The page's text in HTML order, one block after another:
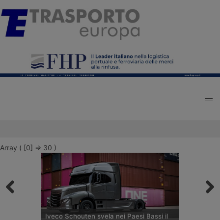
Array ( [0] => 30 )
Iveco Schouten svela nei Paesi Bassi il